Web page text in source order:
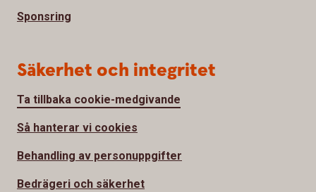
Sponsring
Säkerhet och integritet
Ta tillbaka cookie-medgivande
Så hanterar vi cookies
Behandling av personuppgifter
Bedrägeri och säkerhet